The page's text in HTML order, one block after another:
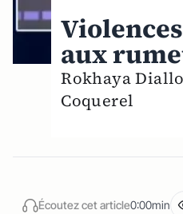
aux
Rokhaya
Coquerel
Écoutez cet article0:00min